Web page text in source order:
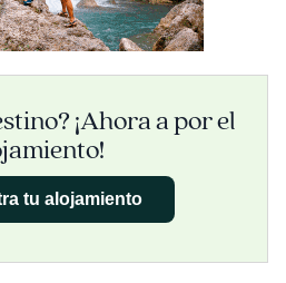
¡Ahora a por el
tu alojamiento